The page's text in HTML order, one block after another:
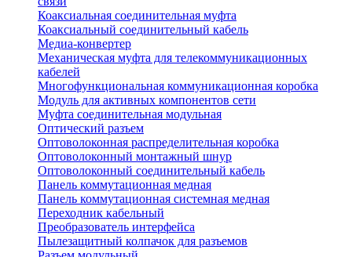
Коаксиальная соединительная муфта
Коаксиальный соединительный кабель
Медиа-конвертер
Механическая муфта для телекоммуникационных
кабелей
Многофункциональная коммуникационная коробка
Модуль для активных компонентов сети
Муфта соединительная модульная
Оптический разъем
Оптоволоконная распределительная коробка
Оптоволоконный монтажный шнур
Оптоволоконный соединительный кабель
Панель коммутационная медная
Панель коммутационная системная медная
Переходник кабельный
Преобразователь интерфейса
Пылезащитный колпачок для разъемов